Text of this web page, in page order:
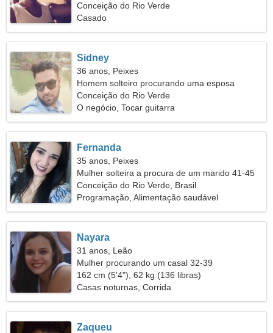
Conceição do Rio Verde
Casado
Sidney
36 anos, Peixes
Homem solteiro procurando uma esposa
Conceição do Rio Verde
O negócio, Tocar guitarra
Fernanda
35 anos, Peixes
Mulher solteira a procura de um marido 41-45
Conceição do Rio Verde, Brasil
Programação, Alimentação saudável
Nayara
31 anos, Leão
Mulher procurando um casal 32-39
162 cm (5'4"), 62 kg (136 libras)
Casas noturnas, Corrida
Zaqueu